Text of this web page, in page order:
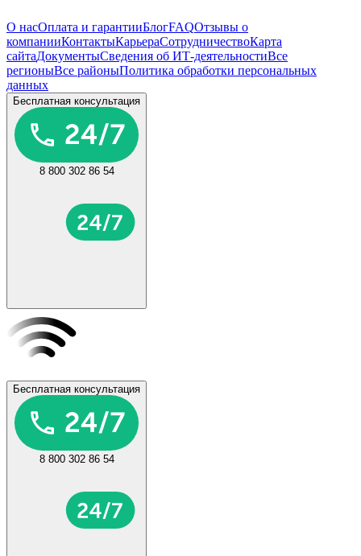
О насОплата и гарантииБлогFAQОтзывы о
компанииКонтактыКарьераСотрудничествоКарта
сайтаДокументыСведения об ИТ-деятельностиВсе
регионыВсе районыПолитика обработки персональных
данных
Бесплатная консультация
8 800 302 86 54
Бесплатная консультация
8 800 302 86 54